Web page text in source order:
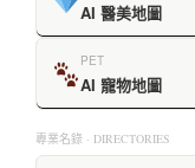
AI 醫美地圖
PET
AI 寵物地圖
專業名錄 · DIRECTORIES